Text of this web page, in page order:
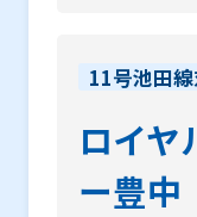
11号池田
ロイヤ
ー豊中